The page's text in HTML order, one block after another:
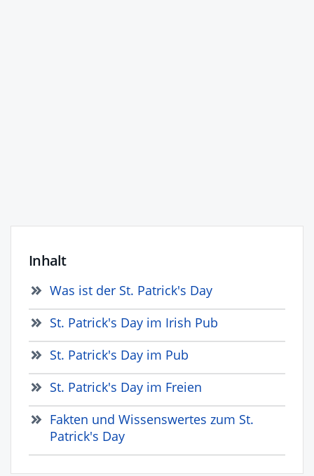
Inhalt
Was ist der St. Patrick's Day
St. Patrick's Day im Irish Pub
St. Patrick's Day im Pub
St. Patrick's Day im Freien
Fakten und Wissenswertes zum St.
Patrick's Day